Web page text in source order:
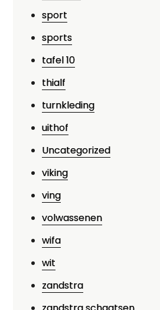
sport
sports
tafel 10
thialf
turnkleding
uithof
Uncategorized
viking
ving
volwassenen
wifa
wit
zandstra